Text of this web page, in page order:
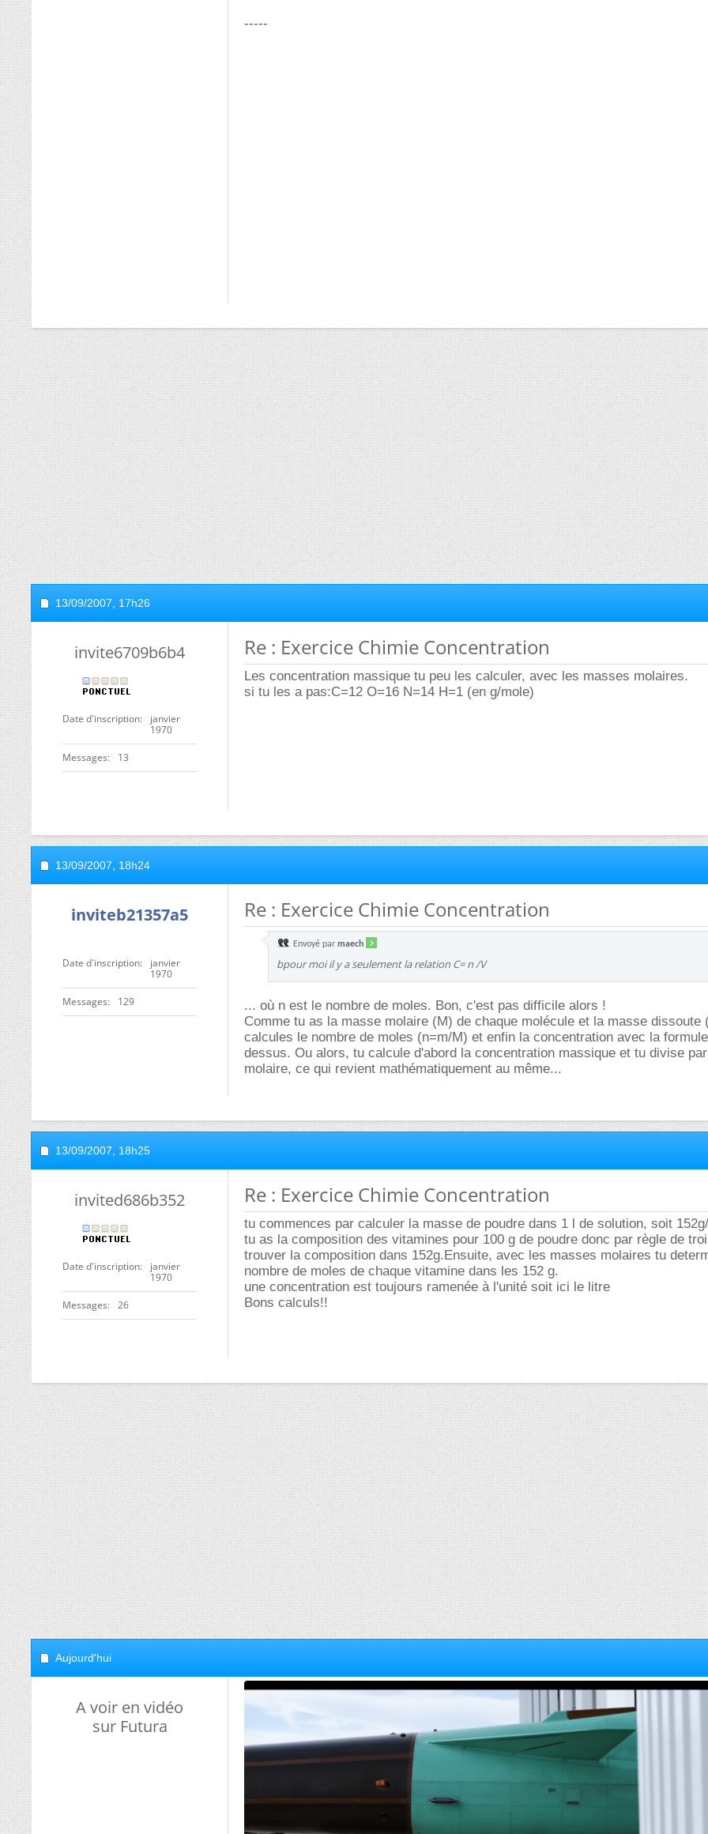
-----
13/09/2007, 17h26
invite6709b6b4
Date d'inscription
janvier
1970
Messages 13
Re : Exercice Chimie Concentration
Les concentration massique tu peu les calculer, avec les masses molaires.
si tu les a pas:C=12 O=16 N=14 H=1 (en g/mole)
13/09/2007, 18h24
inviteb21357a5
Date d'inscription
janvier
1970
Messages 129
Re : Exercice Chimie Concentration
Envoyé par maech
bpour moi il y a seulement la relation C= n /V
... où n est le nombre de moles. Bon, c'est pas difficile alors !
Comme tu as la masse molaire (M) de chaque molécule et la masse dissoute
calcules le nombre de moles (n=m/M) et enfin la concentration avec la
dessus. Ou alors, tu calcule d'abord la concentration massique et tu divise
molaire, ce qui revient mathématiquement au même...
13/09/2007, 18h25
invited686b352
Date d'inscription
janvier
1970
Messages 26
Re : Exercice Chimie Concentration
tu commences par calculer la masse de poudre dans 1 l de solution, soit
tu as la composition des vitamines pour 100 g de poudre donc par règle de
trouver la composition dans 152g.Ensuite, avec les masses molaires tu
nombre de moles de chaque vitamine dans les 152 g.
une concentration est toujours ramenée à l'unité soit ici le litre
Bons calculs!!
Aujourd'hui
A voir en vidéo
sur Futura